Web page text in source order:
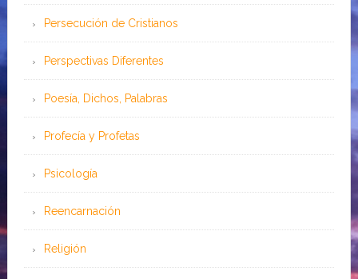
Persecución de Cristianos
Perspectivas Diferentes
Poesía, Dichos, Palabras
Profecía y Profetas
Psicología
Reencarnación
Religión